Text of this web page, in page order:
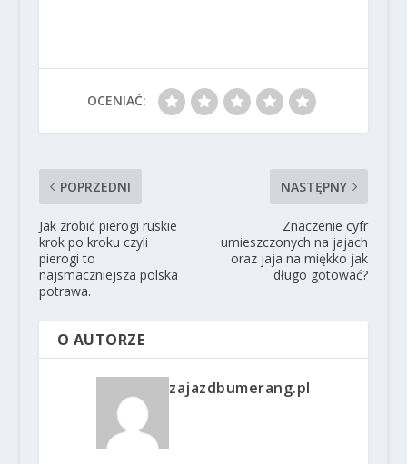
OCENIAĆ:
POPRZEDNI
Jak zrobić pierogi ruskie
krok po kroku czyli
pierogi to
najsmaczniejsza polska
potrawa.
NASTĘPNY
Znaczenie cyfr
umieszczonych na jajach
oraz jaja na miękko jak
długo gotować?
O AUTORZE
zajazdbumerang.pl